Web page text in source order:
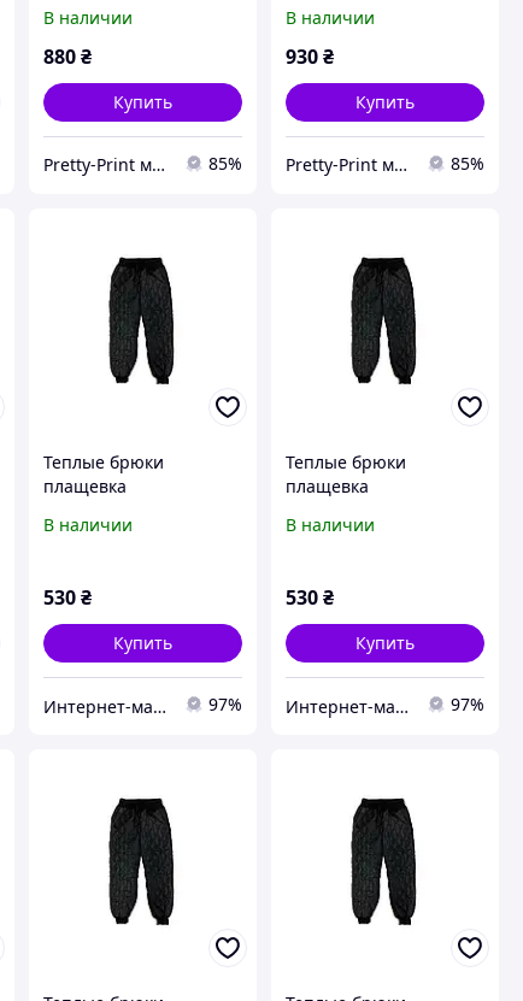
В наличии
880 ₴
Купить
Pretty-Print модная одежда с принтами по низким ценам 85%
В наличии
930₴
Купить
Pretty-Print модная одежда с принтами по низким ценам 85%
Теплые брюки
плащевка
мальчика код 0306\1
В наличии
530 ₴
Купить
Интернет-магазин "Tais kids" одежда для девочек 97%
Теплые брюки
плащевка
мальчика код 0306\1
В наличии
530₴
Купить
Интернет-магазин "Tais kids" одежда для девочек 97%